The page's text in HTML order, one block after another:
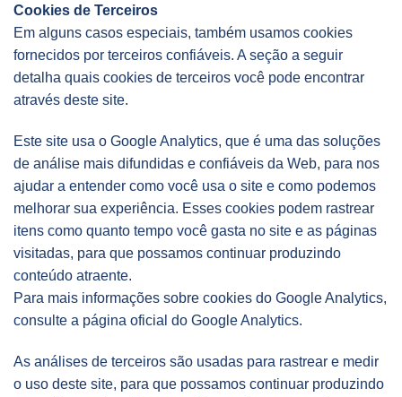
Cookies de Terceiros
Em alguns casos especiais, também usamos cookies
fornecidos por terceiros confiáveis. A seção a seguir
detalha quais cookies de terceiros você pode encontrar
através deste site.
Este site usa o Google Analytics, que é uma das soluções
de análise mais difundidas e confiáveis ​​da Web, para nos
ajudar a entender como você usa o site e como podemos
melhorar sua experiência. Esses cookies podem rastrear
itens como quanto tempo você gasta no site e as páginas
visitadas, para que possamos continuar produzindo
conteúdo atraente.
Para mais informações sobre cookies do Google Analytics,
consulte a página oficial do Google Analytics.
As análises de terceiros são usadas para rastrear e medir
o uso deste site, para que possamos continuar produzindo